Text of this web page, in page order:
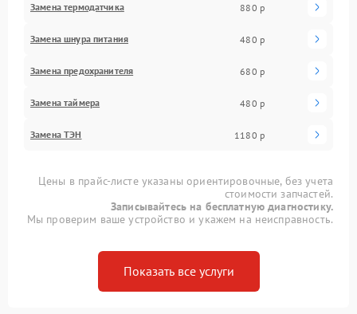
Замена термодатчика 880 р
Замена шнура питания 480 р
Замена предохранителя 680 р
Замена таймера 480 р
Замена ТЭН 1180 р
Цены в прайс-листе указаны ориентировочные, без учета
стоимости запчастей.
Записывайтесь на бесплатную диагностику.
Мы проверим ваше устройство и укажем на неисправность.
Показать все услуги